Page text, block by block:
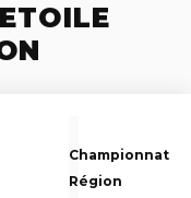
Championnat
Région